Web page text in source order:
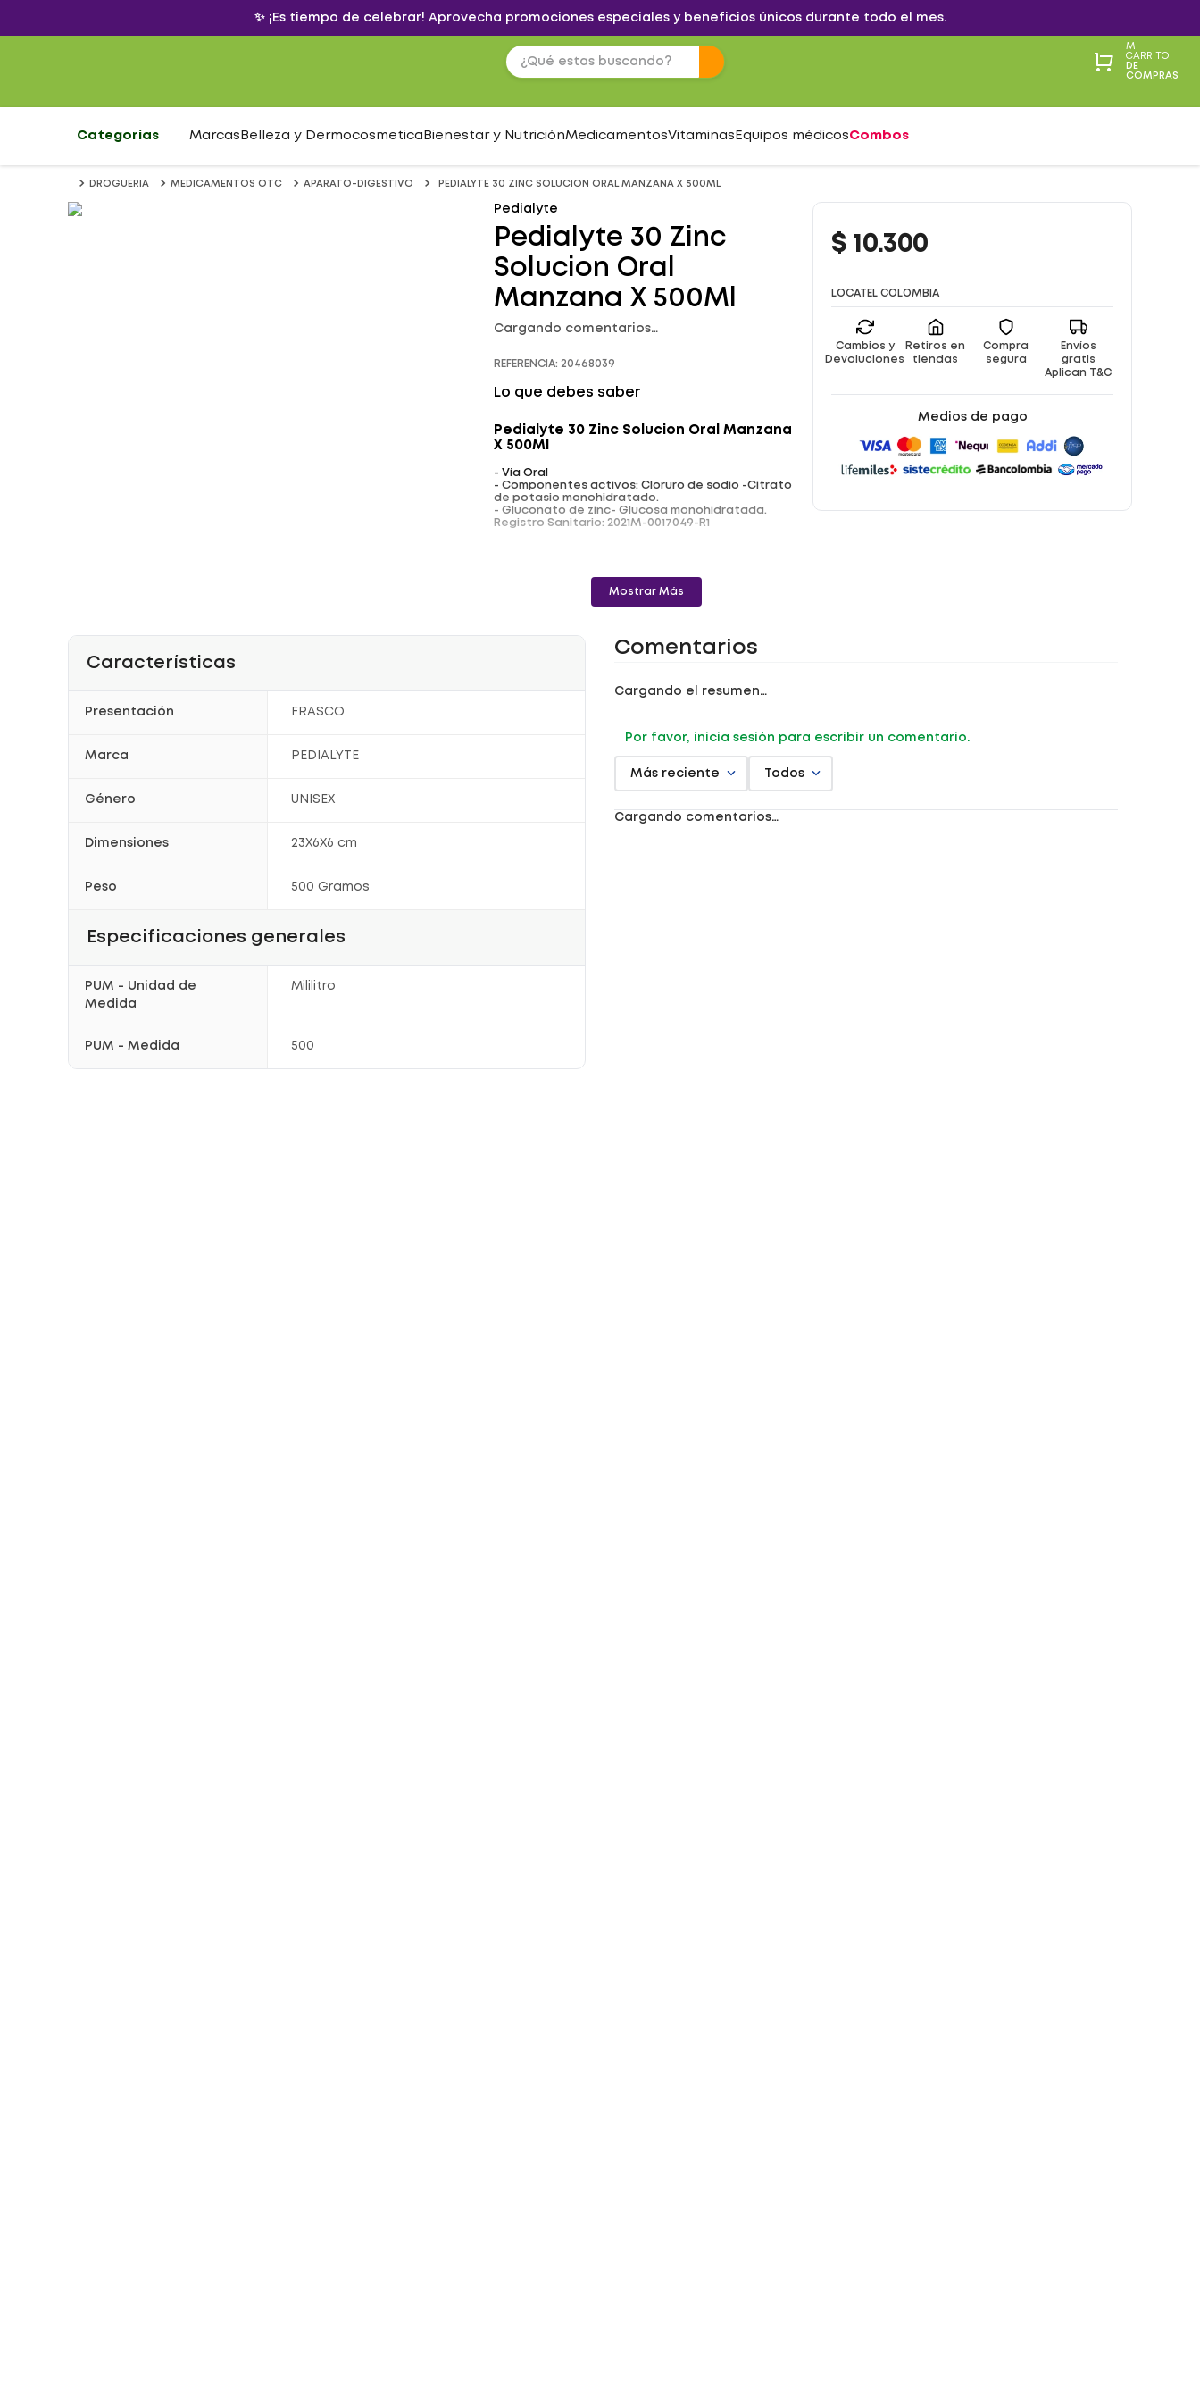
✨ ¡Es tiempo de celebrar! Aprovecha promociones especiales y beneficios únicos durante todo el mes.
MI
CARRITO
DE
COMPRAS
Categorías Marcas Belleza y Dermocosmetica Bienestar y NutriciónMedicamentosVitaminas Equipos médicosCombos
DROGUERIA MEDICAMENTOS OTC APARATO-DIGESTIVO PEDIALYTE 30 ZINC SOLUCION ORAL MANZANA X 500ML
Pedialyte
Pedialyte 30 Zinc
Solucion Oral
Manzana X 500Ml
Cargando comentarios…
REFERENCIA: 20468039
Lo que debes saber
Pedialyte 30 Zinc Solucion Oral Manzana
X 500Ml
- Vía Oral
- Componentes activos: Cloruro de sodio -Citrato
de potasio monohidratado.
- Gluconato de zinc- Glucosa monohidratada.
Registro Sanitario: 2021M-0017049-R1
Mostrar Más
$ 10.300
LOCATEL COLOMBIA
Cambios y
Devoluciones
Retiros en
tiendas
Compra
segura
Envíos
gratis
Aplican T&C
Medios de pago
Características
Presentación FRASCO
Marca PEDIALYTE
Género UNISEX
Dimensiones 23X6X6 cm
Peso 500 Gramos
Especificaciones generales
PUM - Unidad de
Medida
Mililitro
PUM - Medida 500
Comentarios
Cargando el resumen…
Por favor, inicia sesión para escribir un comentario.
Más reciente Todos
Cargando comentarios…